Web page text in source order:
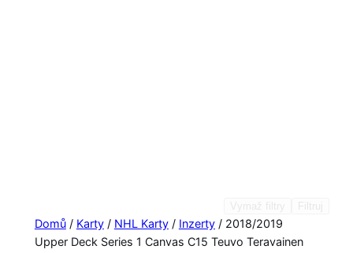
Domů/ Karty/ NHL Karty/ Inzerty/ 2018/2019
Upper Deck Series 1 Canvas C15 Teuvo Teravainen